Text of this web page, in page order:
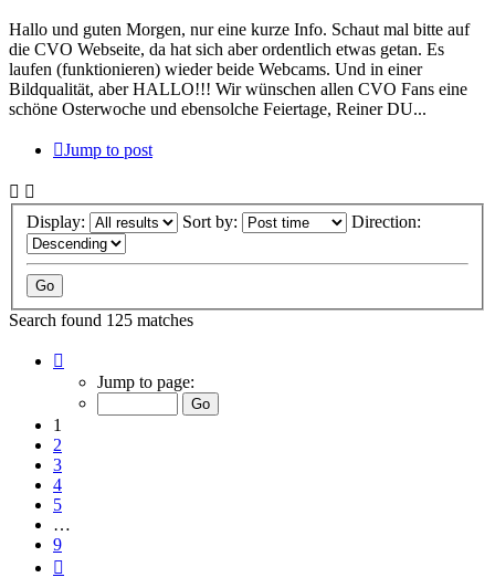
Hallo und guten Morgen, nur eine kurze Info. Schaut mal bitte auf
die CVO Webseite, da hat sich aber ordentlich etwas getan. Es
laufen (funktionieren) wieder beide Webcams. Und in einer
Bildqualität, aber HALLO!!! Wir wünschen allen CVO Fans eine
schöne Osterwoche und ebensolche Feiertage, Reiner DU...
Jump to post
Display: Sort by: Direction:
Search found 125 matches
Jump to page:
1
2
3
4
5
…
9